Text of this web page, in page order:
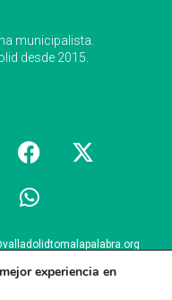
municipalista.
desde 2015.
426 124
experiencia en